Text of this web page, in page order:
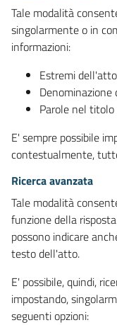
Tale modalità
singolarmente o in
informazioni:
Estremi
Parole nel
E' sempre possibile
contestualmente,
Ricerca avanzata
Tale modalità
funzione della
possono indicare
testo dell'atto.
E' possibile, quindi,
impostando,
seguenti opzioni: